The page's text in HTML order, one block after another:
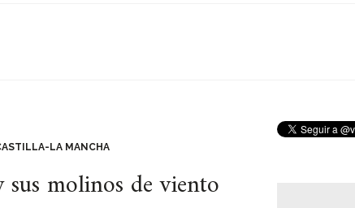
LA MANCHA
sus molinos de viento